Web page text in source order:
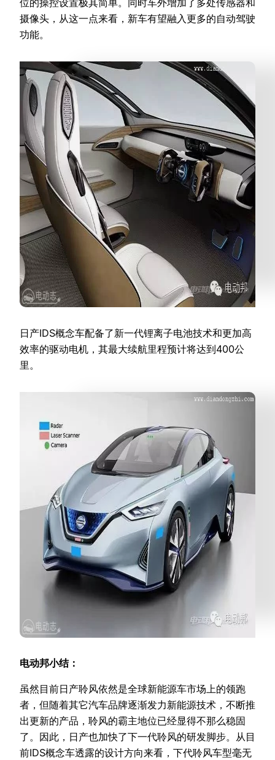
位的操控设置极其简单。同时车外增加了多处传感器和
摄像头，从这一点来看，新车有望融入更多的自动驾驶
功能。
日产IDS概念车配备了新一代锂离子电池技术和更加高
效率的驱动电机，其最大续航里程预计将达到400公
里。
电动邦小结：
虽然目前日产聆风依然是全球新能源车市场上的领跑
者，但随着其它汽车品牌逐渐发力新能源技术，不断推
出更新的产品，聆风的霸主地位已经显得不那么稳固
了。因此，日产也加快了下一代聆风的研发脚步。从目
前IDS概念车透露的设计方向来看，下代聆风车型毫无